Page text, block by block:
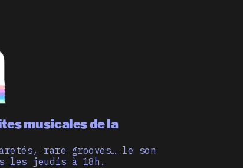
musicales de la
rare grooves… le son
les jeudis à 18h.